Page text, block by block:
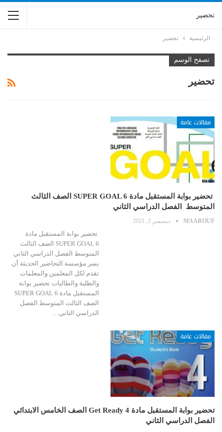
تحضير
الرئيسية تحضير
تصفح الوسم
تحضير
مقالات عامة
تحضير بوابة المستقبل مادة SUPER GOAL 6 الصف الثالث
المتوسط الفصل الدراسي الثاني
MAAROUF ديسمبر 3, 2021
تحضير بوابة المستقبل مادة
SUPER GOAL 6 الصف الثالث
المتوسط الفصل الدراسي الثاني
يسر مؤسسة التحاضير الحديثة أن
تقدم لكل المعلمين والمعلمات
والطلبة والطالبات تحضير بوابة
المستقبل مادة SUPER GOAL 6
الصف الثالث المتوسط الفصل
الدراسي الثاني…
مقالات عامة
تحضير بوابة المستقبل مادة Get Ready 4 الصف الخامس الابتدائي
الفصل الدراسي الثاني